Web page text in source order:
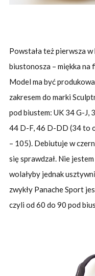
Powstała też pierwsza
biustonosza – miękka na
Model ma być
zakresem do marki
pod biustem: UK 34 G-J,
44 D-F, 46 D-DD (34 to
– 105). Debiutuje w
się sprawdzał. Nie
wolałyby jednak
zwykły Panache Sport
czyli od 60 do 90 pod